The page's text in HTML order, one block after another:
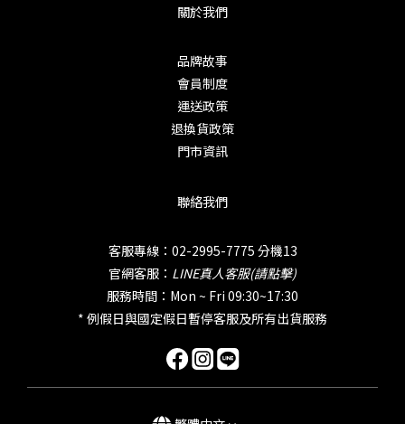
關於我們
品牌故事
會員制度
運送政策
退換貨政策
門市資訊
聯絡我們
客服專線：02-2995-7775 分機13
官網客服： LINE真人客服(請點擊)
服務時間：Mon ~ Fri 09:30~17:30
* 例假日與國定假日暫停客服及所有出貨服務